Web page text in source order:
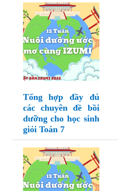
Tổng hợp đầy đủ
các chuyên đề bồi
dưỡng cho học sinh
giỏi Toán 7